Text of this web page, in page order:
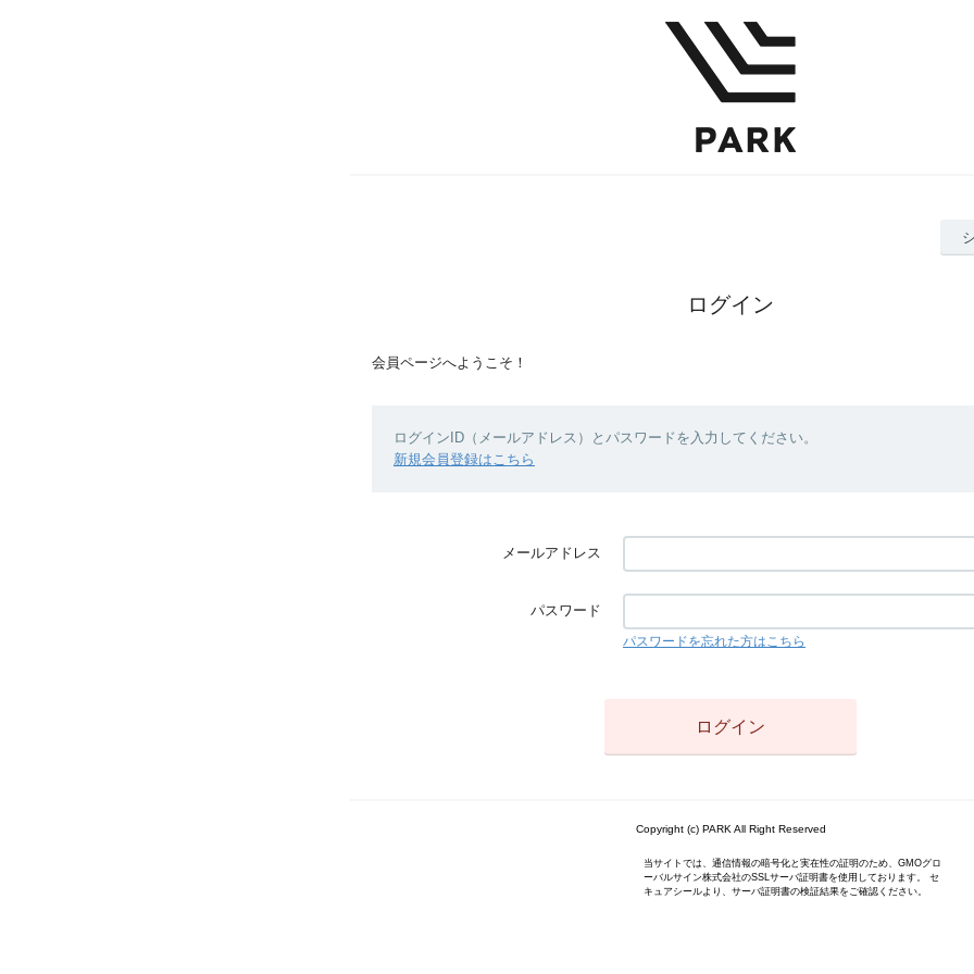
ログイン
会員ページへようこそ！
ログインID（メールアドレス）とパスワードを入力してください。
新規会員登録はこちら
メールアドレス
パスワード
パスワードを忘れた方はこちら
Copyright (c) PARK All Right Reserved
当サイトでは、通信情報の暗号化と実在性の証明のため、GMOグロ
ーバルサイン株式会社のSSLサーバ証明書を使用しております。 セ
キュアシールより、サーバ証明書の検証結果をご確認ください。